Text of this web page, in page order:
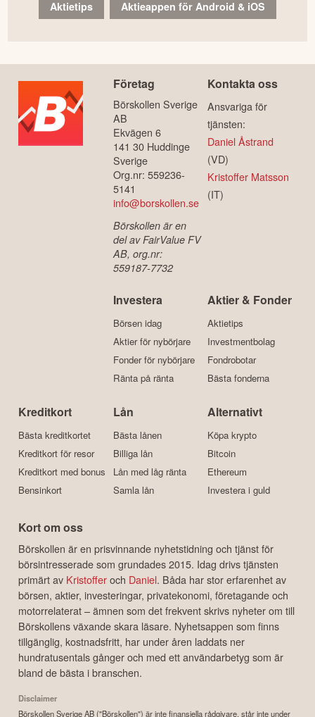
Aktietips Aktieappen för Android & iOS
Företag
Börskollen Sverige
AB
Ekvägen 6
141 30 Huddinge
Sverige
Org.nr: 559236-
5141
info@borskollen.se
Börskollen är en
del av FairValue FV
AB, org.nr:
559187-7732
Kontakta oss
Ansvariga för
tjänsten:
Daniel Åstrand
(VD)
Kristoffer Matsson
(IT)
Investera
Börsen idag
Aktier för nybörjare
Fonder för nybörjare
Ränta på ränta
Aktier & Fonder
Aktietips
Investmentbolag
Fondrobotar
Bästa fonderna
Kreditkort
Bästa kreditkortet
Kreditkort för resor
Kreditkort med bonus
Bensinkort
Lån
Bästa lånen
Billiga lån
Lån med låg ränta
Samla lån
Alternativt
Köpa krypto
Bitcoin
Ethereum
Investera i guld
Kort om oss
Börskollen är en prisvinnande nyhetstidning och tjänst för
börsintresserade som grundades 2015. Idag drivs tjänsten
primärt av Kristofferoch Daniel. Båda har stor erfarenhet av
börsen, aktier, investeringar, privatekonomi, företagande och
motorrelaterat – ämnen som det frekvent skrivs nyheter om till
Börskollens växande skara läsare. Nyhetsappen som finns
tillgänglig, kostnadsfritt, har under åren laddats ner
hundratusentals gånger och med ett användarbetyg som är
bland de bästa i branschen.
Disclaimer
Börskollen Sverige AB ("Börskollen") är inte finansiella rådgivare, står inte under